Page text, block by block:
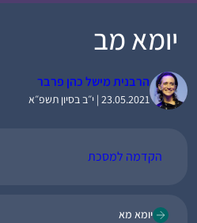
יומא מב
הרבנית מישל כהן פרבר
23.05.2021 | י״ב בסיון תשפ״א
הקדמה למסכת
יומא מא